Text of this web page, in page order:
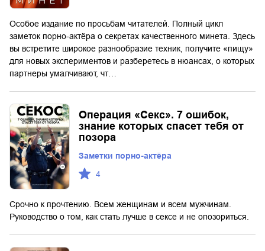
Особое издание по просьбам читателей. Полный цикл
заметок порно-актёра о секретах качественного минета. Здесь
вы встретите широкое разнообразие техник, получите «пищу»
для новых экспериментов и разберетесь в нюансах, о которых
партнеры умалчивают, чт…
Операция «Секс». 7 ошибок,
знание которых спасет тебя от
позора
Заметки порно-актёра
4
Срочно к прочтению. Всем женщинам и всем мужчинам.
Руководство о том, как стать лучше в сексе и не опозориться.